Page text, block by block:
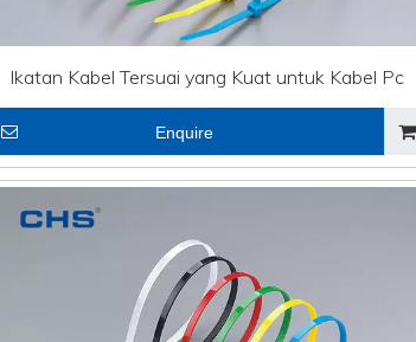
Ikatan Kabel Tersuai yang Kuat untuk Kabel Pc
Enquire